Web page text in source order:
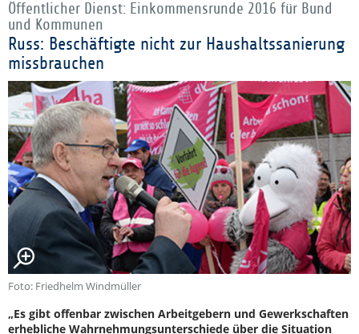
Öffentlicher Dienst: Einkommensrunde 2016 für Bund
und Kommunen
Russ: Beschäftigte nicht zur Haushaltssanierung
missbrauchen
Foto: Friedhelm Windmüller
„Es gibt offenbar zwischen Arbeitgebern und Gewerkschaften
erhebliche Wahrnehmungsunterschiede über die Situation